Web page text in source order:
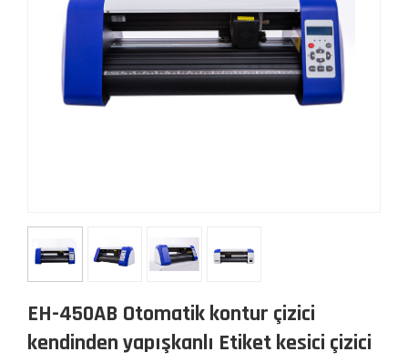
EH-450AB Otomatik kontur çizici
kendinden yapışkanlı Etiket kesici çizici